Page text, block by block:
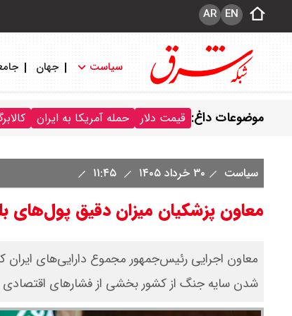
EN
AR
سیاست جهان
موضوعات داغ: قیمت دلار حمله آمریکا به ایران
سیاست ۳۰ خرداد ۱۴۰۵
معاون پزشکیان میزان دقیق پول‌های
شدن سایه جنگ از کشور بخشی از فشارهای